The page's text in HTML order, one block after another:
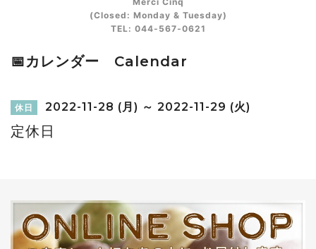
(Closed: Monday & Tuesday)
TEL: 044‑567‑0621
📅カレンダー Calendar
休日 2022-11-28 (月) ～ 2022-11-29 (火)
定休日